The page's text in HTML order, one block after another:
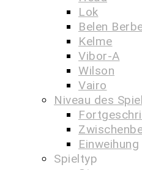
Lok
Belen
Kelme
Vibor-A
Wilson
Vairo
Niveau des
Einweihung
Spieltyp